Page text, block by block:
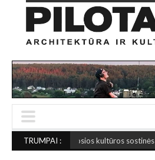
TRUMPAI :
kultūros sostinės (2026 rugpjūčio 7)